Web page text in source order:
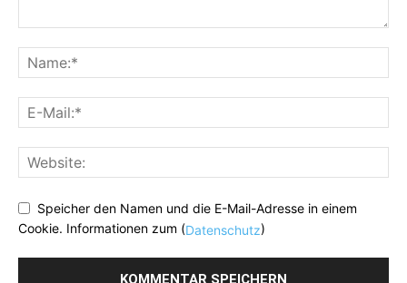
Speicher den Namen und die E-Mail-Adresse in einem
Cookie. Informationen zum (Datenschutz)